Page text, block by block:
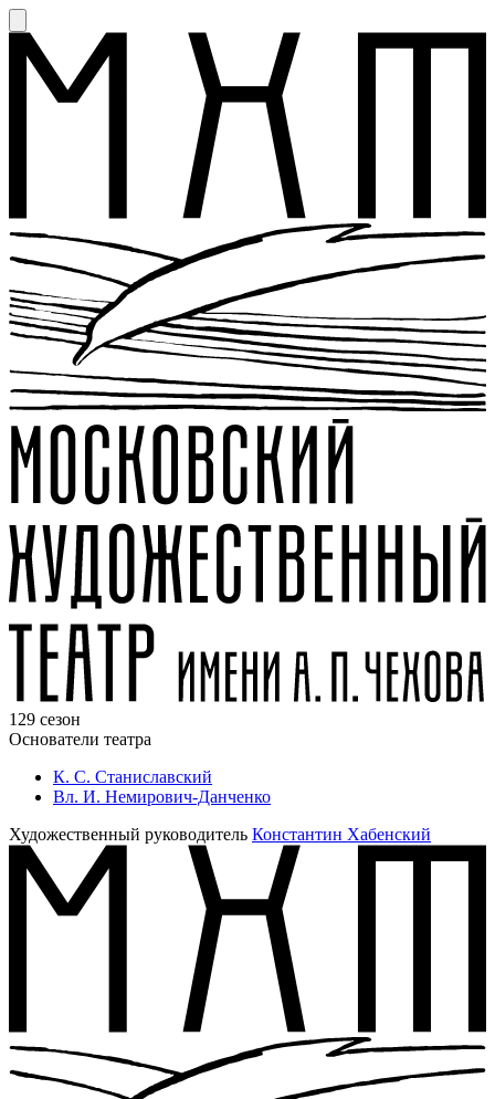
129 сезон
Основатели театра
К. С. Станиславский
Вл. И. Немирович-Данченко
Художественный руководитель Константин Хабенский